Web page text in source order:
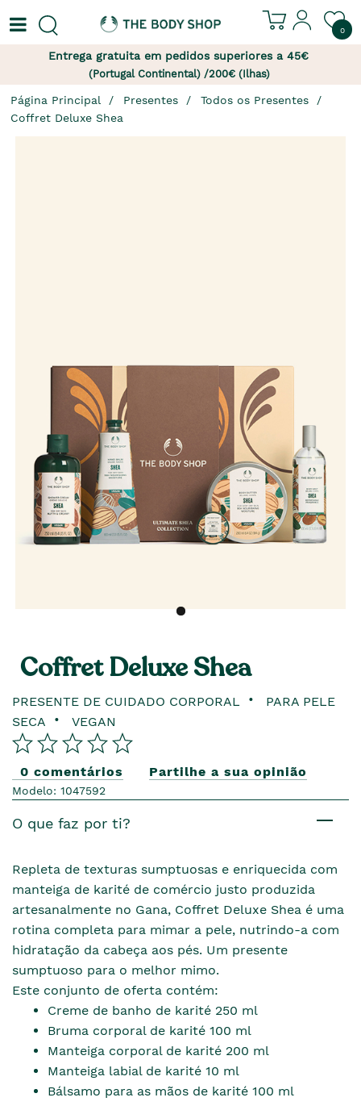
0
Entrega gratuita em pedidos superiores a 45€
(Portugal Continental) /200€ (Ilhas)
Página Principal Presentes
Todos os Presentes
Coffret Deluxe Shea
Coffret Deluxe Shea
PRESENTE DE CUIDADO CORPORAL
PARA PELE
SECA
VEGAN
0 comentários Partilhe a sua opinião
Modelo: 1047592
O que faz por ti?
Repleta de texturas sumptuosas e enriquecida com
manteiga de karité de comércio justo produzida
artesanalmente no Gana, Coffret Deluxe Shea é uma
rotina completa para mimar a pele, nutrindo-a com
hidratação da cabeça aos pés. Um presente
sumptuoso para o melhor mimo.
Este conjunto de oferta contém:
Creme de banho de karité 250 ml
Bruma corporal de karité 100 ml
Manteiga corporal de karité 200 ml
Manteiga labial de karité 10 ml
Bálsamo para as mãos de karité 100 ml